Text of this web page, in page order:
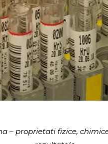
– proprietati fizice,